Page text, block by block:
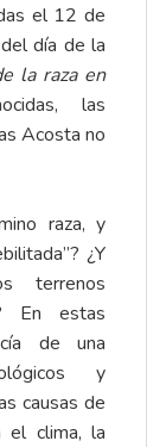
el 12 de
día de la
la raza en
las
Acosta no
raza, y
¿Y
terrenos
En estas
de una
y
causas de
el clima, la